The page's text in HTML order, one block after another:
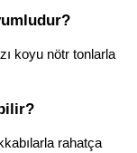
koyu nötr tonlarla
rahatça